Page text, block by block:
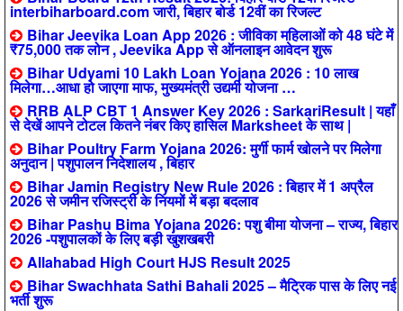
interbiharboard.com जारी, बिहार बोर्ड 12वीं का रिजल्ट
Bihar Jeevika Loan App 2026 : जीविका महिलाओं को 48 घंटे में
₹75,000 तक लोन , Jeevika App से ऑनलाइन आवेदन शुरू
Bihar Udyami 10 Lakh Loan Yojana 2026 : 10 लाख
मिलेगा…आधा हो जाएगा माफ, मुख्यमंत्री उद्यमी योजना …
RRB ALP CBT 1 Answer Key 2026 : SarkariResult | यहाँ
से देखें आपने टोटल कितने नंबर किए हासिल Marksheet के साथ |
Bihar Poultry Farm Yojana 2026: मुर्गी फार्म खोलने पर मिलेगा
अनुदान | पशुपालन निदेशालय , बिहार
Bihar Jamin Registry New Rule 2026 : बिहार में 1 अप्रैल
2026 से जमीन रजिस्ट्री के नियमों में बड़ा बदलाव
Bihar Pashu Bima Yojana 2026: पशु बीमा योजना – राज्य, बिहार
2026 -पशुपालकों के लिए बड़ी खुशखबरी
Allahabad High Court HJS Result 2025
Bihar Swachhata Sathi Bahali 2025 – मैट्रिक पास के लिए नई
भर्ती शुरू